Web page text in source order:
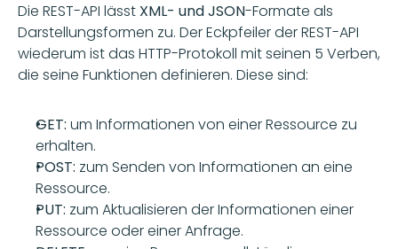
Die REST-API lässt XML- und JSON-Formate als
Darstellungsformen zu. Der Eckpfeiler der REST-API
wiederum ist das HTTP-Protokoll mit seinen 5 Verben,
die seine Funktionen definieren. Diese sind:
GET: um Informationen von einer Ressource zu
erhalten.
POST: zum Senden von Informationen an eine
Ressource.
PUT: zum Aktualisieren der Informationen einer
Ressource oder einer Anfrage.